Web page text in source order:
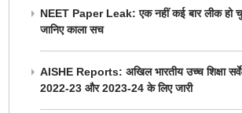
NEET Paper Leak: एक नहीं कई बार लीक हो
जानिए काला सच
AISHE Reports: अखिल भारतीय उच्च शिक्षा
2022-23 और 2023-24 के लिए जारी